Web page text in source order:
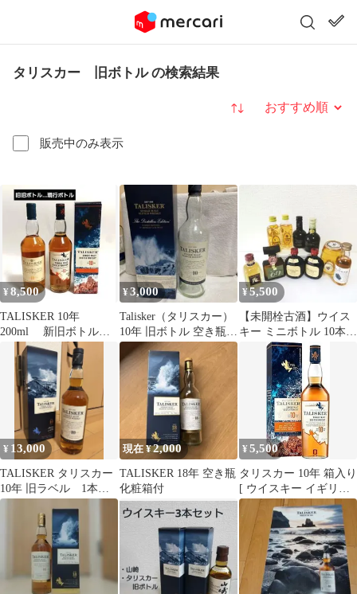
タリスカー 旧ボトル の検索結果
販売中のみ表示
並び替え
¥ 8,500
TALISKER 10年
200ml 新旧ボトル
終売品 希少ボトル
¥3,000
Talisker（タリスカー）
10年 旧ボトル 空き瓶
化粧箱付き 700ml
¥5,500
【未開栓古酒】ウイス
キー ミニボトル 10本セ
¥ 13,000
TALISKER タリスカー
10年 旧ラベル 1本
700ml 箱入り
現在 ¥2,000
TALISKER 18年 空き瓶
化粧箱付
¥5,500
タリスカー 10年 箱入り
[ ウイスキー イギリス
700ml ] [ギフトBox入
り]